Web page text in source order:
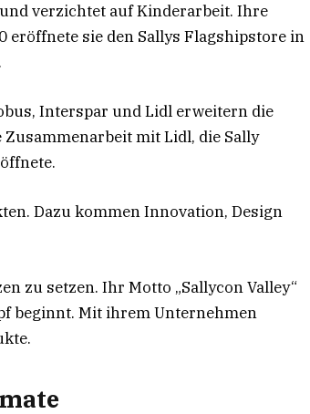
verzichtet auf Kinderarbeit. Ihre
sie den Sallys Flagshipstore in
Interspar und Lidl erweitern die
mit Lidl, die Sally
Dazu kommen Innovation, Design
zu setzen. Ihr Motto „Sallycon Valley“
beginnt. Mit ihrem Unternehmen